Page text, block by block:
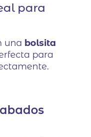
para
una bolsita
para